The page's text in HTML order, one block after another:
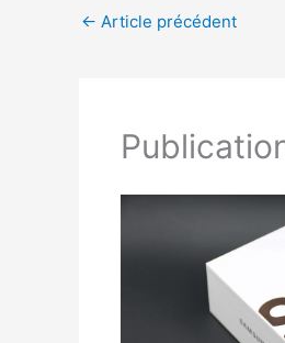
← Article précédent